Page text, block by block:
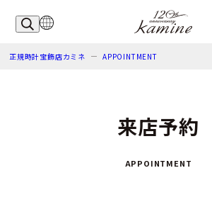
正規時計宝飾店カミネ APPOINTMENT
来店予約
APPOINTMENT